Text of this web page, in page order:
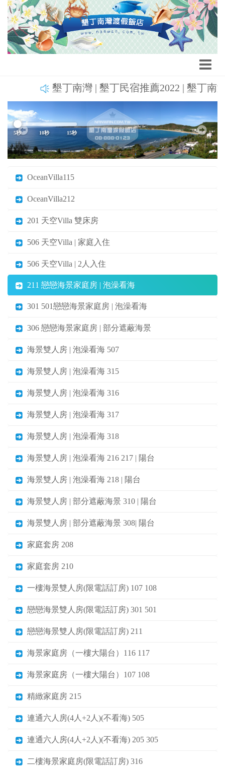
墾丁南灣 | 墾丁民宿推薦2022 | 墾丁南灣
5秒 10秒 15秒
Previous Next
OceanVilla115
OceanVilla212
201 天空Villa 雙床房
506 天空Villa | 家庭入住
506 天空Villa | 2人入住
211 戀戀海景家庭房 | 泡澡看海
301 501戀戀海景家庭房 | 泡澡看海
306 戀戀海景家庭房 | 部分遮蔽海景
海景雙人房 | 泡澡看海 507
海景雙人房 | 泡澡看海 315
海景雙人房 | 泡澡看海 316
海景雙人房 | 泡澡看海 317
海景雙人房 | 泡澡看海 318
海景雙人房 | 泡澡看海 216 217 | 陽台
海景雙人房 | 泡澡看海 218 | 陽台
海景雙人房 | 部分遮蔽海景 310 | 陽台
海景雙人房 | 部分遮蔽海景 308| 陽台
家庭套房 208
家庭套房 210
一樓海景雙人房(限電話訂房) 107 108
戀戀海景雙人房(限電話訂房) 301 501
戀戀海景雙人房(限電話訂房) 211
海景家庭房（一樓大陽台）116 117
海景家庭房（一樓大陽台）107 108
精緻家庭房 215
連通六人房(4人+2人)(不看海) 505
連通六人房(4人+2人)(不看海) 205 305
二樓海景家庭房(限電話訂房) 316